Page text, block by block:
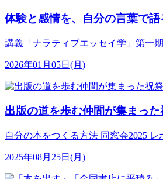
体験と感情を、自分の言葉で語
講義「ナラティブエッセイ学」第一
2026年01月05日(月)
出版の道を歩む仲間が集まっ
自分の本をつくる方法 同窓会2025 レ
2025年08月25日(月)